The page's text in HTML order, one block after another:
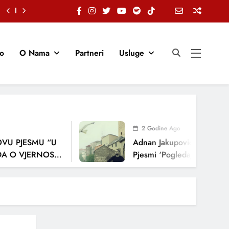
O Nama Partneri Usluge
“U
2 Godine Ago
Adnan Jakupović Donosi
Pjesmi ‘Pogledaj Me’